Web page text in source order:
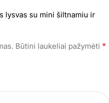
lysvas su mini šiltnamiu ir
Būtini laukeliai pažymėti *